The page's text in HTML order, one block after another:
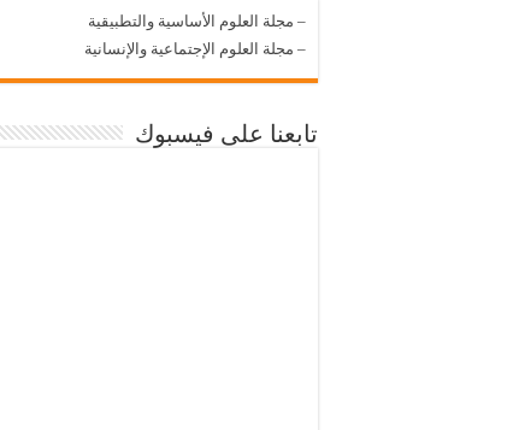
– مجلة العلوم الأساسية والتطبيقية
– مجلة العلوم الإجتماعية والإنسانية
تابعنا على فيسبوك